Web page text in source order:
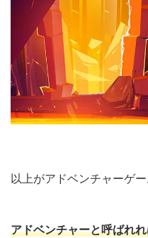
以上がアドベンチャーゲー
アドベンチャーと呼ばれ